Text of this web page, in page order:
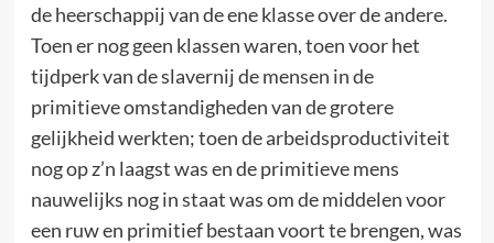
de heerschappij van de ene klasse over de andere.
Toen er nog geen klassen waren, toen voor het
tijdperk van de slavernij de mensen in de
primitieve omstandigheden van de grotere
gelijkheid werkten; toen de arbeidsproductiviteit
nog op z’n laagst was en de primitieve mens
nauwelijks nog in staat was om de middelen voor
een ruw en primitief bestaan voort te brengen, was